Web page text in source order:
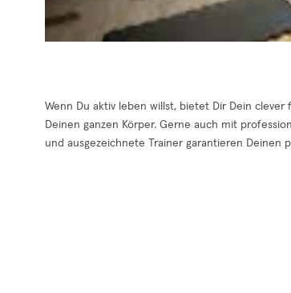
Wenn Du aktiv leben willst, bietet Dir Dein
Deinen ganzen Körper. Gerne auch mit
und ausgezeichnete Trainer garantieren Deinen